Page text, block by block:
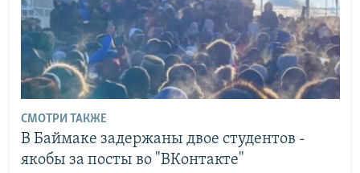
СМОТРИ ТАКЖЕ
В Баймаке задержаны двое студентов -
якобы за посты во "ВКонтакте"